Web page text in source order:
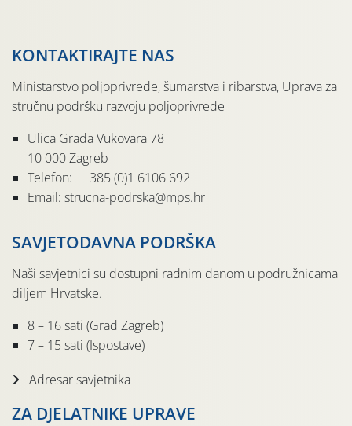
KONTAKTIRAJTE NAS
Ministarstvo poljoprivrede, šumarstva i ribarstva, Uprava za
stručnu podršku razvoju poljoprivrede
Ulica Grada Vukovara 78
10 000 Zagreb
Telefon: ++385 (0)1 6106 692
Email: strucna-podrska@mps.hr
SAVJETODAVNA PODRŠKA
Naši savjetnici su dostupni radnim danom u podružnicama
diljem Hrvatske.
8 – 16 sati (Grad Zagreb)
7 – 15 sati (Ispostave)
Adresar savjetnika
ZA DJELATNIKE UPRAVE